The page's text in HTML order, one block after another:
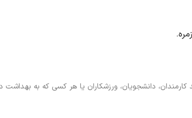
کارمندان، دانشجویان، ورزشکاران یا هر کسی که به